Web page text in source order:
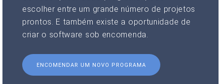
escolher entre um grande número de projetos
prontos. E também existe a oportunidade de
criar o software sob encomenda.
ENCOMENDAR UM NOVO PROGRAMA